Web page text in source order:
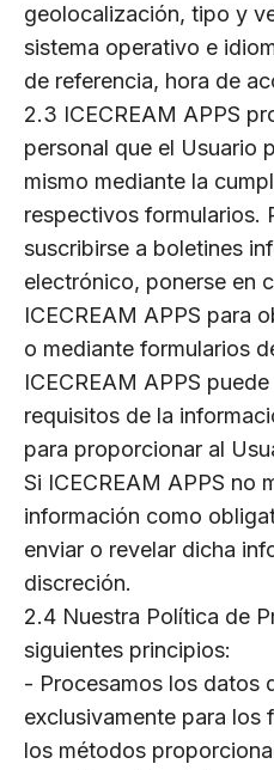
geolocalización, tipo y
sistema operativo e
de referencia, hora de
2.3 ICECREAM APPS
personal que el Usuario
mismo mediante la
respectivos formularios.
suscribirse a boletines
electrónico, ponerse en
ICECREAM APPS para
o mediante formularios
ICECREAM APPS
requisitos de la
para proporcionar al
Si ICECREAM APPS no
información como
enviar o revelar dicha
discreción.
2.4 Nuestra Política de
siguientes principios:
- Procesamos los datos
exclusivamente para los
los métodos